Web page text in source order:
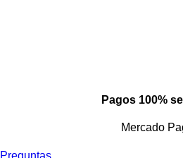
Pagos 100%
Mercado